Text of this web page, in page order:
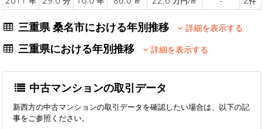
三重県 桑名市における年別推移 詳細を表示する
三重県における年別推移 詳細を表示する
中古マンションの取引データ
新西方の中古マンションの取引データを確認したい場合は、以下の記
事をご参照ください。